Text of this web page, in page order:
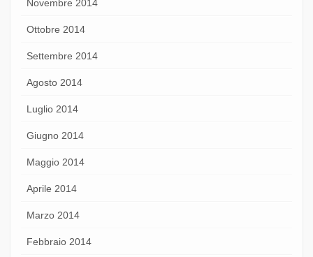
Novembre 2014
Ottobre 2014
Settembre 2014
Agosto 2014
Luglio 2014
Giugno 2014
Maggio 2014
Aprile 2014
Marzo 2014
Febbraio 2014